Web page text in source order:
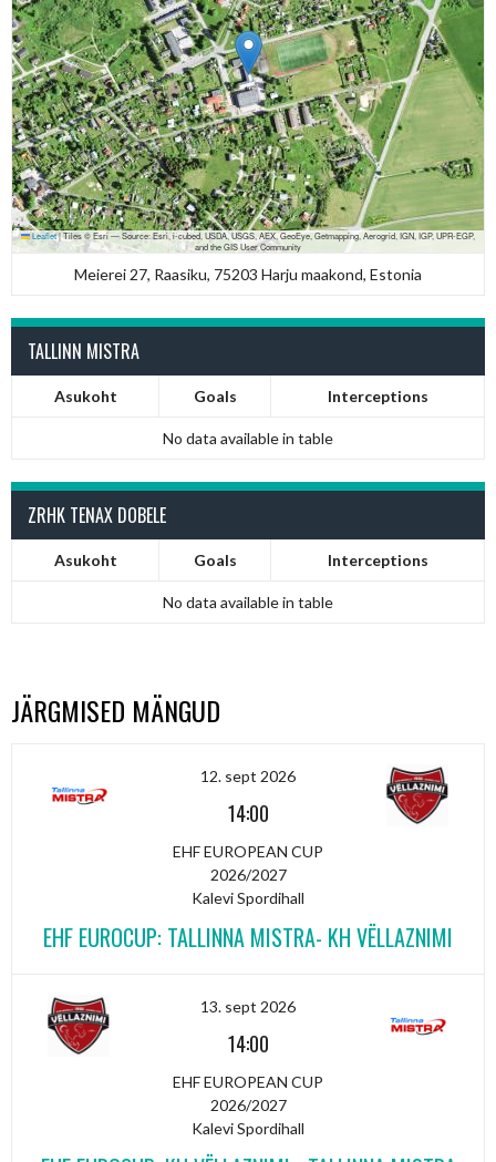
Leaflet|Tiles © Esri — Source: Esri, i-cubed, USDA, USGS, AEX, GeoEye, Getmapping, Aerogrid, IGN, IGP, UPR-EGP,
and the GIS User Community
Meierei 27, Raasiku, 75203 Harju maakond, Estonia
TALLINN MISTRA
Asukoht Goals Interceptions
No data available in table
ZRHK TENAX DOBELE
Asukoht Goals Interceptions
No data available in table
JÄRGMISED MÄNGUD
12. sept 2026
14:00
EHF EUROPEAN CUP
2026/2027
Kalevi Spordihall
EHF EUROCUP: TALLINNA MISTRA- KH VËLLAZNIMI
13. sept 2026
14:00
EHF EUROPEAN CUP
2026/2027
Kalevi Spordihall